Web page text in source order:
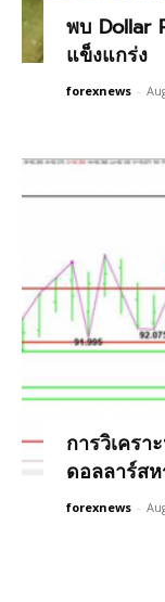
พบ Dollar
แข็งแกร่ง
forexnews -
การวิเคร
ดอลลาร์ส
forexnews -